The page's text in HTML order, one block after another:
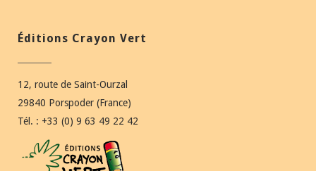
Éditions Crayon Vert
12, route de Saint-Ourzal
29840 Porspoder (France)
Tél. : +33 (0) 9 63 49 22 42